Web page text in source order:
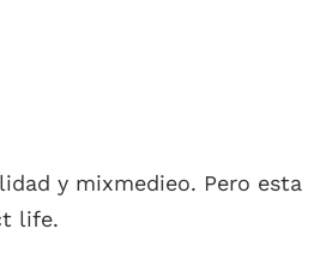
y mixmedieo. Pero esta
life.